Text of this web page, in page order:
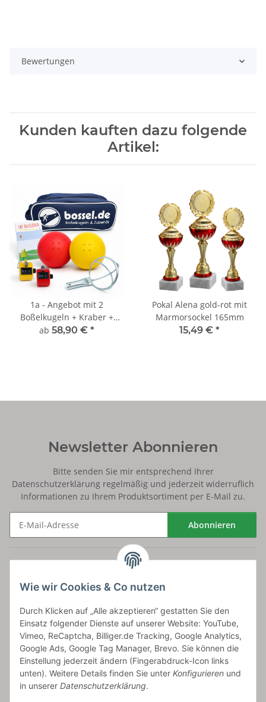
Wie wir Cookies & Co nutzen
Durch Klicken auf „Alle akzeptieren“ gestatten Sie den
Einsatz folgender Dienste auf unserer Website: YouTube,
Vimeo, ReCaptcha, Billiger.de Tracking, Google Analytics,
Google Ads, Google Tag Manager, Brevo. Sie können die
Einstellung jederzeit ändern (Fingerabdruck-Icon links
unten). Weitere Details finden Sie unter Konfigurieren und
in unserer Datenschutzerklärung.
Bewertungen
Kunden kauften dazu folgende
Artikel:
1a - Angebot mit 2
Boßelkugeln + Kraber +
Tasche + Buch + Wurfzähler
ab 58,90 € *
Pokal Alena gold-rot mit
Marmorsockel 165mm
15,49 € *
Newsletter Abonnieren
Bitte senden Sie mir entsprechend Ihrer
Datenschutzerklärung regelmäßig und jederzeit widerruflich
Informationen zu Ihrem Produktsortiment per E-Mail zu.
Abonnieren
Artikelinformationen